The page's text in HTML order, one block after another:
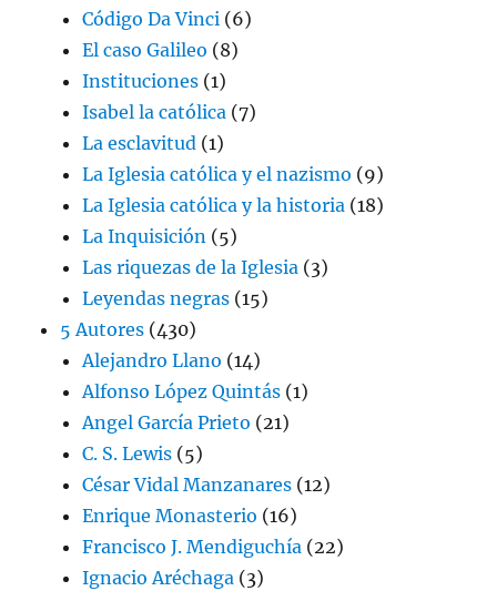
Código Da Vinci (6)
El caso Galileo (8)
Instituciones (1)
Isabel la católica (7)
La esclavitud (1)
La Iglesia católica y el nazismo (9)
La Iglesia católica y la historia (18)
La Inquisición (5)
Las riquezas de la Iglesia (3)
Leyendas negras (15)
5 Autores (430)
Alejandro Llano (14)
Alfonso López Quintás (1)
Angel García Prieto (21)
C. S. Lewis (5)
César Vidal Manzanares (12)
Enrique Monasterio (16)
Francisco J. Mendiguchía (22)
Ignacio Aréchaga (3)